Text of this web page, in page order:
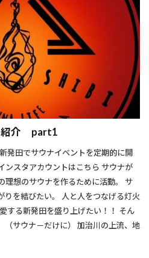
紹介 part1
発田でサウナイベントを定期的に開
ンスタアカウントはこちら サウナが
理想のサウナを作るために活動。 サ
りを結びたい。 人と人をつなげる灯火
する新発田を盛り上げたい！！ そん
（サウナ－だけに） 加治川の上流、地